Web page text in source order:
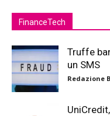
FinanceTech
Truffe
un SMS
Redazione